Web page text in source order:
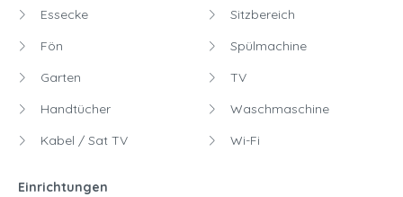
Essecke
Fön
Garten
Handtücher
Kabel / Sat TV
Sitzbereich
Spülmachine
TV
Waschmaschine
Wi-Fi
Einrichtungen